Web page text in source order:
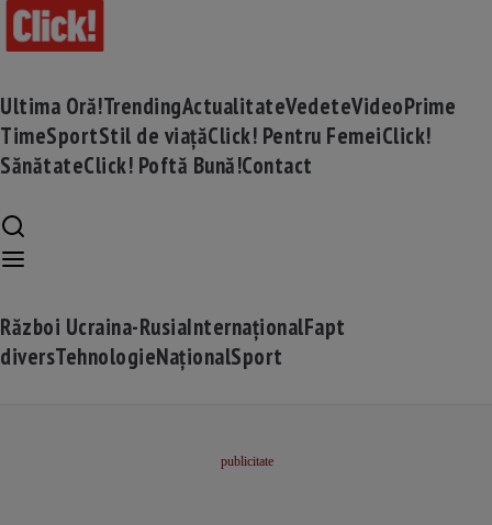
Ultima Oră!TrendingActualitateVedeteVideoPrime
TimeSportStil de viațăClick! Pentru FemeiClick!
SănătateClick! Poftă Bună!Contact
Război Ucraina-RusiaInternaționalFapt
diversTehnologieNaționalSport